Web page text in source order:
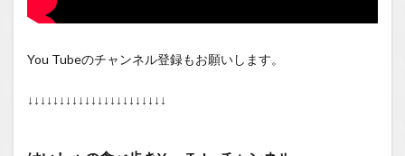
You Tubeのチャンネル登録もお願いします。
↓↓↓↓↓↓↓↓↓↓↓↓↓↓↓↓↓↓↓↓↓↓